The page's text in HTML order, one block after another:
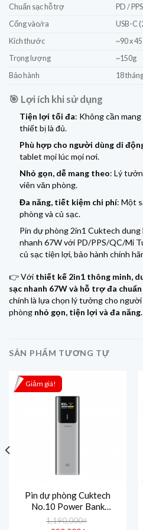
Chuẩn sạc hỗ trợ
PD /
Cổng vào/ra
USB-C
Kích thước
~90 x
Trọng lượng
~150g
Bảo hành
18
🎯 Lợi ích khi sử dụng
Tiện lợi tối đa: Không cần
thiết bị là đủ.
Phù hợp cho người dùng di
tablet mọi lúc mọi nơi.
Nhỏ gọn, dễ mang theo: Lý
viên văn phòng.
Đa năng, tiết kiệm chi phí: Một
phòng và củ sạc.
Pin dự phòng 2in1 Cuktech dung
nhanh 67W với PD/PPS/QC/Mi
củ sạc tiện lợi, bảo hành chính
👉 Với thiết kế 2in1 thông minh,
sạc nhanh 67W và hỗ trợ đa chuẩn
chính là lựa chọn lý tưởng cho
phòng nhỏ gọn, tiện lợi và đa năng.
SẢN PHẨM TƯƠNG TỰ
Giảm giá!
Pin dự phòng Cuktech
No.10 Power Bank
10.000mAh 150W
1,190,000₫